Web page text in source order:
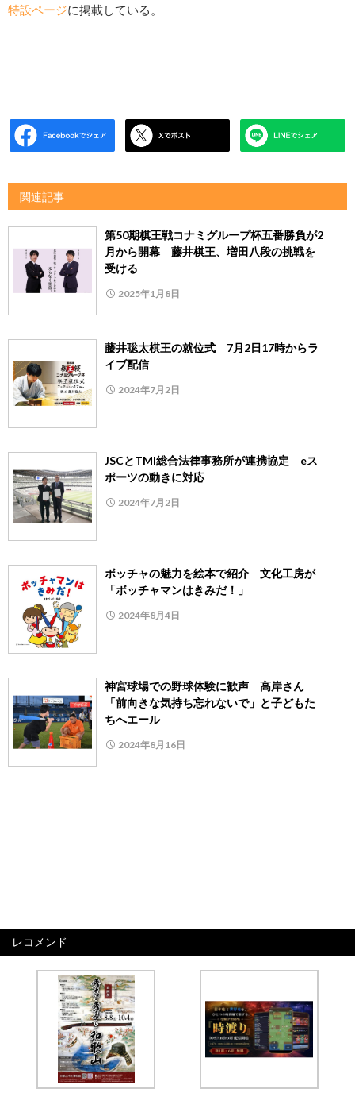
特設ページに掲載している。
関連記事
第50期棋王戦コナミグループ杯五番勝負が2
月から開幕 藤井棋王、増田八段の挑戦を
受ける
2025年1月8日
藤井聡太棋王の就位式 7月2日17時からラ
イブ配信
2024年7月2日
JSCとTMI総合法律事務所が連携協定 eス
ポーツの動きに対応
2024年7月2日
ボッチャの魅力を絵本で紹介 文化工房が
「ボッチャマンはきみだ！」
2024年8月4日
神宮球場での野球体験に歓声 高岸さん
「前向きな気持ち忘れないで」と子どもた
ちへエール
2024年8月16日
レコメンド